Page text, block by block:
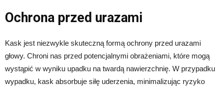
Ochrona przed urazami
Kask jest niezwykle skuteczną formą ochrony przed urazami
głowy. Chroni nas przed potencjalnymi obrażeniami, które mogą
wystąpić w wyniku upadku na twardą nawierzchnię. W przypadku
wypadku, kask absorbuje siłę uderzenia, minimalizując ryzyko